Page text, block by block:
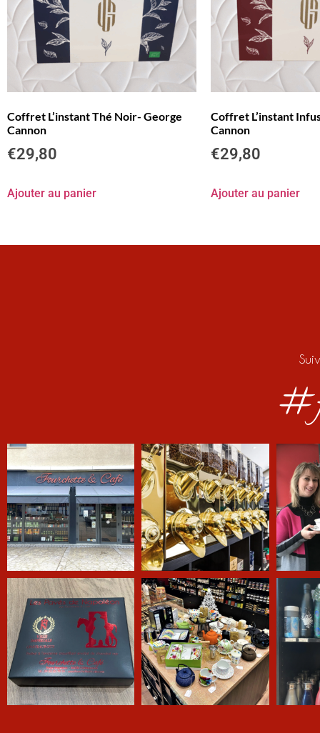
Coffret L’instant Thé Noir- George
Cannon
€29,80
Ajouter au panier
Coffret L’instant
Cannon
€29,80
Ajouter au panier